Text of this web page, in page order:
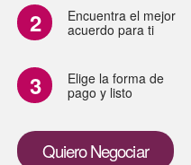
Encuentra el mejor
acuerdo para ti
Elige la forma de
pago y listo
Quiero Negociar